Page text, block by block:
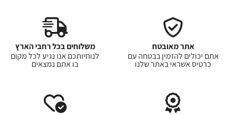
אתר מאובטח
אתם יכולים להזמין בבטחה עם
כרטיס אשראי באתר שלנו
משלוחים בכל רחבי הארץ
לנוחיותכם אנו נגיע לכל מקום
בו אתם נמצאים